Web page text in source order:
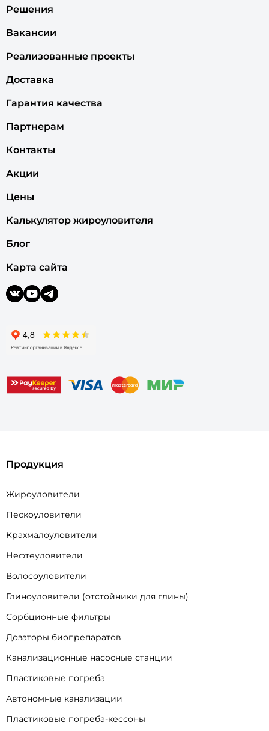
Решения
Вакансии
Реализованные проекты
Доставка
Гарантия качества
Партнерам
Контакты
Акции
Цены
Калькулятор жироуловителя
Блог
Карта сайта
Продукция
Жироуловители
Пескоуловители
Крахмалоуловители
Нефтеуловители
Волосоуловители
Глиноуловители (отстойники для глины)
Сорбционные фильтры
Дозаторы биопрепаратов
Канализационные насосные станции
Пластиковые погреба
Автономные канализации
Пластиковые погреба-кессоны